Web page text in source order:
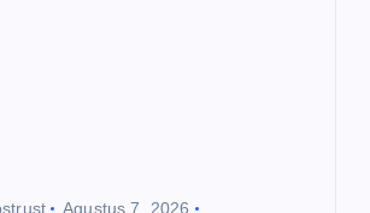
Agustus 7, 2026